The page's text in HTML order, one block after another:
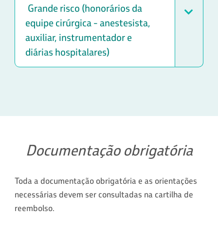
Grande risco (honorários da
equipe cirúrgica - anestesista,
auxiliar, instrumentador e
diárias hospitalares)
Documentação obrigatória
Toda a documentação obrigatória e as orientações
necessárias devem ser consultadas na cartilha de
reembolso.